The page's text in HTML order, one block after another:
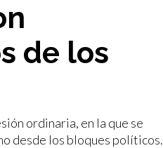
de los
ordinaria, en la que se
desde los bloques políticos.